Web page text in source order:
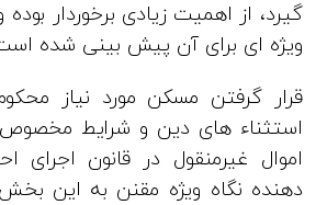
گیرد، از اهمیت زیادی برخوردار بوده
ویژه‌ ای برای آن پیش‌ بینی شده
قرار گرفتن مسکن مورد نیاز
استثناء های دین و شرایط
اموال غیرمنقول در قانون اجرای
دهنده نگاه ویژه مقنن به این